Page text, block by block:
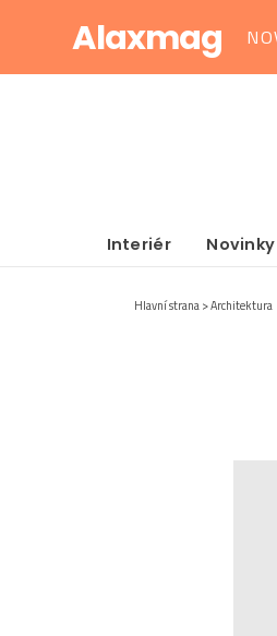
Alaxmag
Interiér
Hlavní strana Architektura